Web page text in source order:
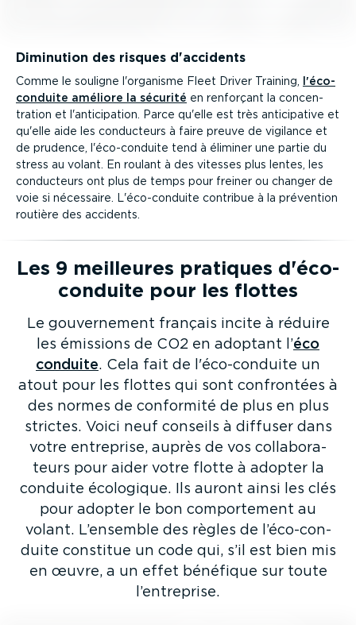
Diminution des risques d'accidents
Comme le souligne l'organisme Fleet Driver Training,
l'éco-
con­duite améliore la sécurité en renforçant la concen­
tration et l'antici­pation. Parce qu'elle est très antici­pative et
qu'elle aide les conducteurs à faire preuve de vigilance et
de prudence, l'éco-con­duite tend à éliminer une partie du
stress au volant. En roulant à des vitesses plus lentes, les
conducteurs ont plus de temps pour freiner ou changer de
voie si nécessaire. L'éco-con­duite contribue à la prévention
routière des accidents.
Les 9 meilleures pratiques d'éco-
con­duite pour les flottes
Le gouver­nement français incite à réduire
les émissions de CO2 en adoptant l’éco
conduite. Cela fait de l'éco-con­duite un
atout pour les flottes qui sont confrontées à
des normes de conformité de plus en plus
strictes. Voici neuf conseils à diffuser dans
votre entreprise, auprès de vos colla­bo­ra­
teurs pour aider votre flotte à adopter la
conduite écologique. Ils auront ainsi les clés
pour adopter le bon compor­tement au
volant. L’ensemble des règles de l’éco-con­
duite constitue un code qui, s’il est bien mis
en œuvre, a un effet bénéfique sur toute
l’entreprise.